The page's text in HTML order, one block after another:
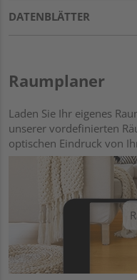
DATENBLÄTTER
Raumplaner
Laden Sie Ihr eigenes
unserer vordefinierten
optischen Eindruck von